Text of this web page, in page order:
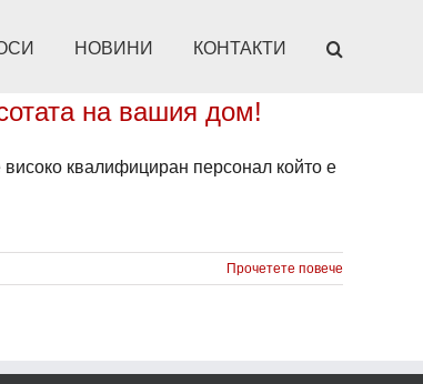
НОВИНИ КОНТАКТИ
на вашия дом!
квалифициран персонал който е
Прочетете повече